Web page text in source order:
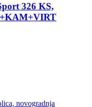
326 KS,